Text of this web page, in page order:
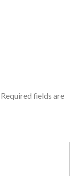
Required fields are